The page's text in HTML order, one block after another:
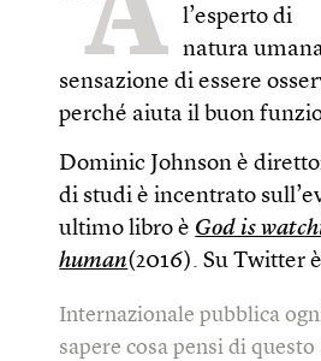
l’esperto di
natura
sensazione di essere
perché aiuta il buon
Dominic Johnson è
di studi è incentrato
ultimo libro è God is
human(2016). Su Twitter è
Internazionale pubblica
sapere cosa pensi di